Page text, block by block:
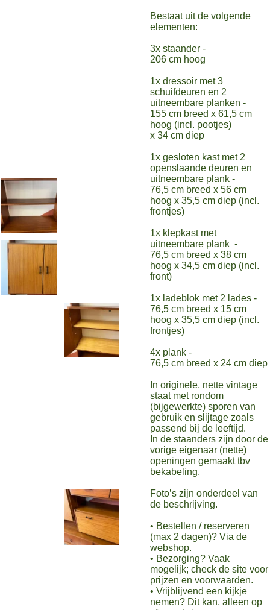
Bestaat uit de volgende
elementen:
3x staander -
206 cm hoog
1x dressoir met 3
schuifdeuren en 2
uitneembare planken -
155 cm breed x 61,5 cm
hoog (incl. pootjes)
x 34 cm diep
1x gesloten kast met 2
openslaande deuren en
uitneembare plank -
76,5 cm breed x 56 cm
hoog x 35,5 cm diep (incl.
frontjes)
1x klepkast met
uitneembare plank -
76,5 cm breed x 38 cm
hoog x 34,5 cm diep (incl.
front)
1x ladeblok met 2 lades -
76,5 cm breed x 15 cm
hoog x 35,5 cm diep (incl.
frontjes)
4x plank -
76,5 cm breed x 24 cm diep
In originele, nette vintage
staat met rondom
(bijgewerkte) sporen van
gebruik en slijtage zoals
passend bij de leeftijd.
In de staanders zijn door de
vorige eigenaar (nette)
openingen gemaakt tbv
bekabeling.
Foto’s zijn onderdeel van
de beschrijving.
• Bestellen / reserveren
(max 2 dagen)? Via de
webshop.
• Bezorging? Vaak
mogelijk; check de site voor
prijzen en voorwaarden.
• Vrijblijvend een kijkje
nemen? Dit kan, alleen op